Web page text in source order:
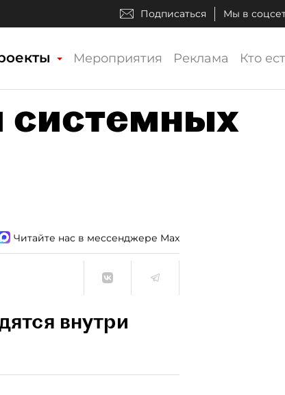
Подписаться Мы в
Мероприятия Реклама Кто
системных
Читайте нас в мессенджере Max
внутри